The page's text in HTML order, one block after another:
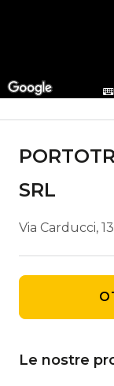
SRL
Via Carducci, 13
Le nostre